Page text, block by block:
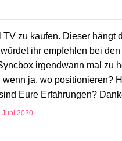
zu kaufen. Dieser hängt
ihr empfehlen bei
irgendwann mal zu
ja, wo positionieren?
Eure Erfahrungen?
Juni 2020